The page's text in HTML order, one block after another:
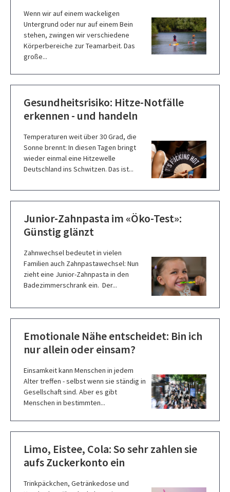
Wenn wir auf einem wackeligen
Untergrund oder nur auf einem Bein
stehen, zwingen wir verschiedene
Körperbereiche zur Teamarbeit. Das
große...
Gesundheitsrisiko: Hitze-Notfälle
erkennen - und handeln
Temperaturen weit über 30 Grad, die
Sonne brennt: In diesen Tagen bringt
wieder einmal eine Hitzewelle
Deutschland ins Schwitzen. Das ist...
Junior-Zahnpasta im «Öko-Test»:
Günstig glänzt
Zahnwechsel bedeutet in vielen
Familien auch Zahnpastawechsel: Nun
zieht eine Junior-Zahnpasta in den
Badezimmerschrank ein. Der...
Emotionale Nähe entscheidet: Bin ich
nur allein oder einsam?
Einsamkeit kann Menschen in jedem
Alter treffen - selbst wenn sie ständig in
Gesellschaft sind. Aber es gibt
Menschen in bestimmten...
Limo, Eistee, Cola: So sehr zahlen sie
aufs Zuckerkonto ein
Trinkpäckchen, Getränkedose und